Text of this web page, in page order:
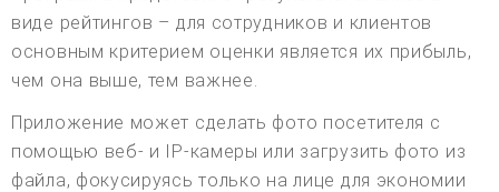
виде рейтингов – для сотрудников и клиентов
основным критерием оценки является их прибыль,
чем она выше, тем важнее.
Приложение может сделать фото посетителя с
помощью веб- и IP-камеры или загрузить фото из
файла, фокусируясь только на лице для экономии